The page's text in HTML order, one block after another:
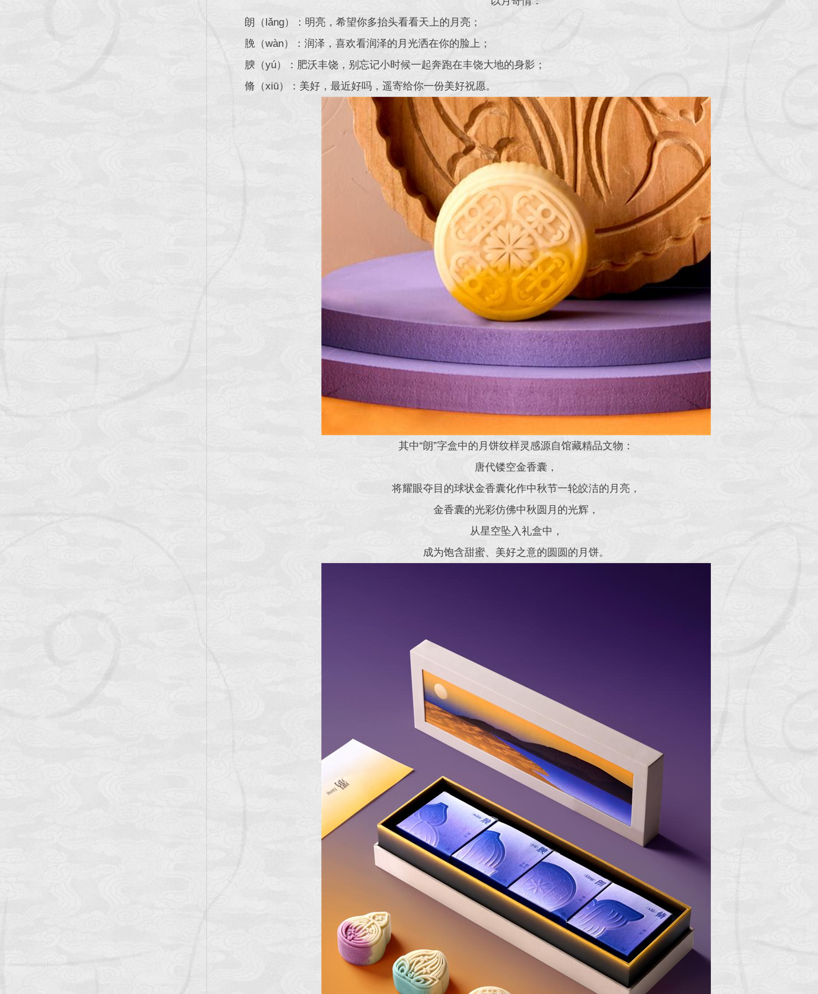
朗（lǎng）：明亮，希望你多抬头看看天上的月亮；
脕（wàn）：润泽，喜欢看润泽的月光洒在你的脸上；
腴（yú）：肥沃丰饶，别忘记小时候一起奔跑在丰饶大地的身影；
脩（xiū）：美好，最近好吗，遥寄给你一份美好祝愿。
其中“朗”字盒中的月饼纹样灵感源自馆藏精品文物：
唐代镂空金香囊，
将耀眼夺目的球状金香囊化作中秋节一轮皎洁的月亮，
金香囊的光彩仿佛中秋圆月的光辉，
从星空坠入礼盒中，
成为饱含甜蜜、美好之意的圆圆的月饼。